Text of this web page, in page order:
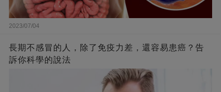
2023/07/04
長期不感冒的人，除了免疫力差，還容易患癌？告
訴你科學的說法